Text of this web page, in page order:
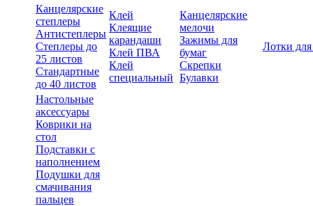
Канцелярские
степлеры
Антистеплеры
Степлеры до
25 листов
Стандартные
до 40 листов
Клей
Клеящие
карандаши
Клей ПВА
Клей
специальный
Канцелярские
мелочи
Зажимы для
бумаг
Скрепки
Булавки
Лотки
Настольные
аксессуары
Коврики на
стол
Подставки с
наполнением
Подушки для
смачивания
пальцев